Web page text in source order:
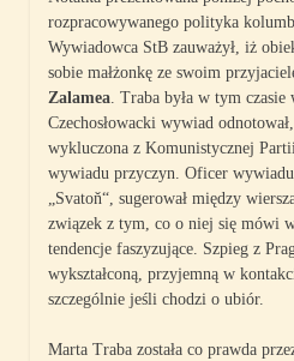
rozpracowywanego polityka
Wywiadowca StB zauważył, iż
sobie małżonkę ze swoim
Zalamea. Traba była w tym czasie
Czechosłowacki wywiad
wykluczona z Komunistycznej
wywiadu przyczyn. Oficer
„Svatoň“, sugerował między
związek z tym, co o niej się mówi
tendencje faszyzujące. Szpieg z
wykształconą, przyjemną w
szczególnie jeśli chodzi o ubiór.
Marta Traba została co prawda